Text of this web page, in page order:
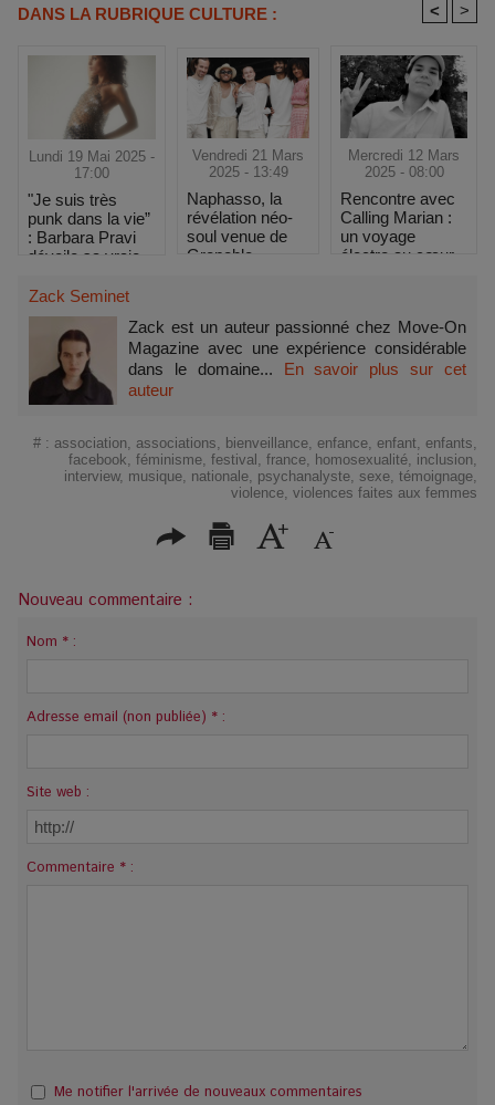
DANS LA RUBRIQUE CULTURE : < >
Lundi 19 Mai 2025 -
17:00
"Je suis très
punk dans la vie”
: Barbara Pravi
dévoile sa vraie
Printemps de
Bourges
Vendredi 21 Mars
2025 - 13:49
Naphasso, la
révélation néo-
soul venue de
Grenoble
Mercredi 12 Mars
2025 - 08:00
Rencontre avec
Calling Marian :
un voyage
électro au cœur
Zack Seminet
Zack est un auteur passionné chez Move-On
Magazine avec une expérience considérable
dans le domaine... En savoir plus sur cet
auteur
# : association associations bienveillance enfance enfant enfants
facebook féminisme festival france homosexualité inclusion
interview, musique nationale psychanalyste sexe témoignage
violence violences faites aux femmes
Nouveau commentaire :
Nom * :
Adresse email (non publiée) * :
Site web :
Commentaire * :
Me notifier l'arrivée de nouveaux commentaires